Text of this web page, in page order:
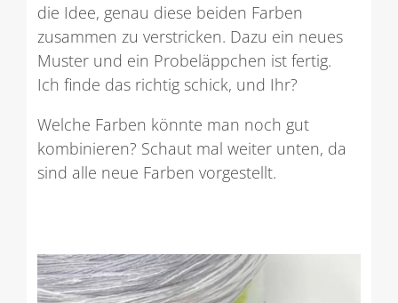
die Idee, genau diese beiden Farben
zusammen zu verstricken. Dazu ein neues
Muster und ein Probeläppchen ist fertig.
Ich finde das richtig schick, und Ihr?
Welche Farben könnte man noch gut
kombinieren? Schaut mal weiter unten, da
sind alle neue Farben vorgestellt.